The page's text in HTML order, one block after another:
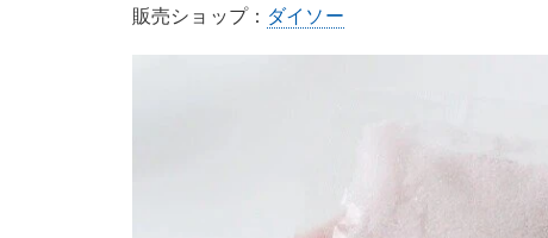
販売ショップ： ダイソー